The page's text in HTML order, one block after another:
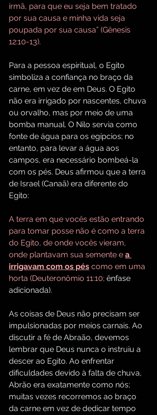
irmã, para que eu seja bem tratado
por sua causa e minha vida seja
poupada por sua causa” (Gênesis
12:10-13).
Para a pessoa espiritual, o Egito
simboliza a confiança no braço da
carne, em vez de em Deus. O Egito
não era irrigado por nascentes, chuva
ou orvalho, mas por meio de uma
bomba manual. O Nilo servia como
fonte de água para os egípcios; no
entanto, para levar a água aos
campos, era necessário bombeá-la
com os pés. Deus afirmou que a terra
de Israel (Canaã) era diferente do
Egito:
A terra em que vocês estão entrando
para tomar posse não é como a terra
do Egito, de onde vocês vieram,
onde plantavam sua semente e a
irrigavam com os pés como em uma
horta (Deuteronômio 11:10; ênfase
adicionada).
As coisas de Deus não precisam ser
impulsionadas por meios carnais. Ao
discutir a fé de Abraão, devemos
lembrar que Deus nunca o instruiu a
descer ao Egito. Ao enfrentar
dificuldades devido à falta de chuva,
Abrão era exatamente como nós;
muitas vezes recorremos ao braço
da carne em vez de dedicar tempo